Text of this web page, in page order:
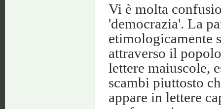
Vi è molta
'democrazia'. La
etimologicamente
attraverso il
lettere maiuscole,
scambi piuttosto
appare in lettere